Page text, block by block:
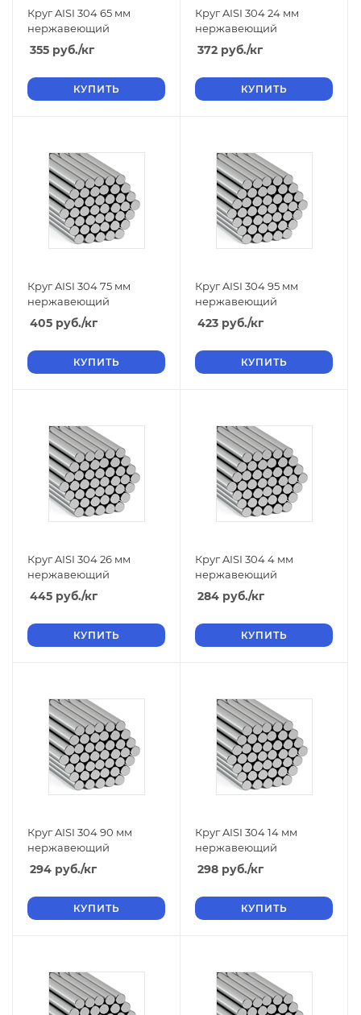
Круг AISI 304 65 мм
нержавеющий
355 руб./кг
КУПИТЬ
Круг AISI 304 24 мм
нержавеющий
372 руб./кг
КУПИТЬ
Круг AISI 304 75 мм
нержавеющий
405 руб./кг
КУПИТЬ
Круг AISI 304 95 мм
нержавеющий
423 руб./кг
КУПИТЬ
Круг AISI 304 26 мм
нержавеющий
445 руб./кг
КУПИТЬ
Круг AISI 304 4 мм
нержавеющий
284 руб./кг
КУПИТЬ
Круг AISI 304 90 мм
нержавеющий
294 руб./кг
КУПИТЬ
Круг AISI 304 14 мм
нержавеющий
298 руб./кг
КУПИТЬ